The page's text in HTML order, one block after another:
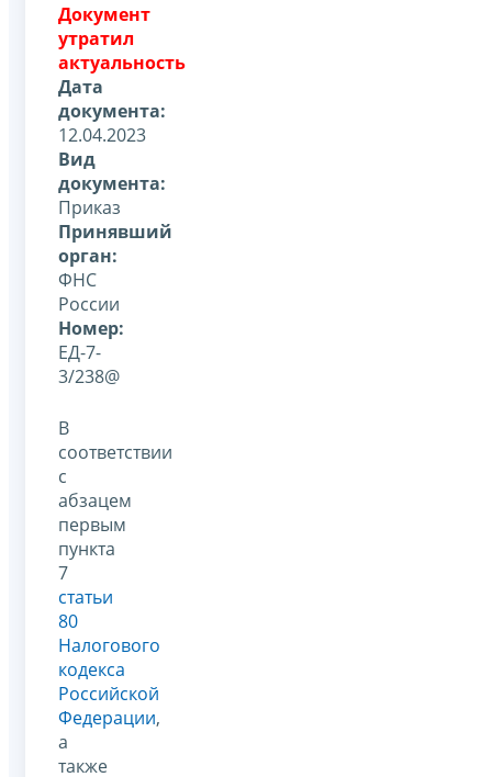
Документ
утратил
актуальность
Дата
документа:
12.04.2023
Вид
документа:
Приказ
Принявший
орган:
ФНС
России
Номер:
ЕД-7-
3/238@
В
соответствии
с
абзацем
первым
пункта
7
статьи
80
Налогового
кодекса
Российской
Федерации,
а
также